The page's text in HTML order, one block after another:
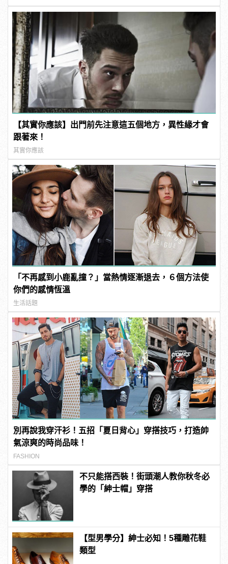
【其實你應該】出門前先注意這五個地方，異性緣才會
跟著來！
其實你應該
「不再感到小鹿亂撞？」當熱情逐漸退去，６個方法使
你們的感情恆溫
生活話題
別再說我穿汗衫！五招「夏日背心」穿搭技巧，打造帥
氣涼爽的時尚品味！
FASHION
不只能搭西裝！街頭潮人教你秋冬必
學的「紳士帽」穿搭
【型男學分】紳士必知！5種雕花鞋
類型